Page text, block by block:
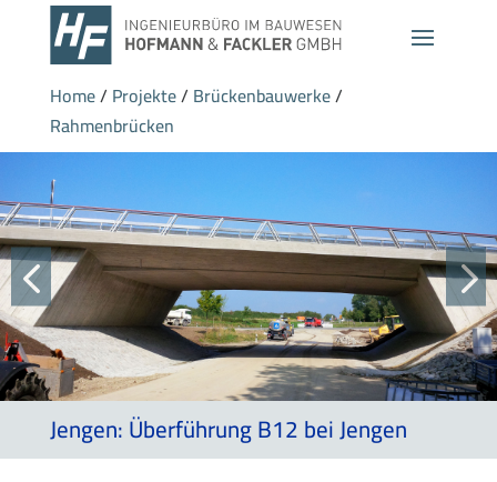
Home/ Projekte/ Brückenbauwerke/
Rahmenbrücken
Jengen: Überführung B12 bei Jengen